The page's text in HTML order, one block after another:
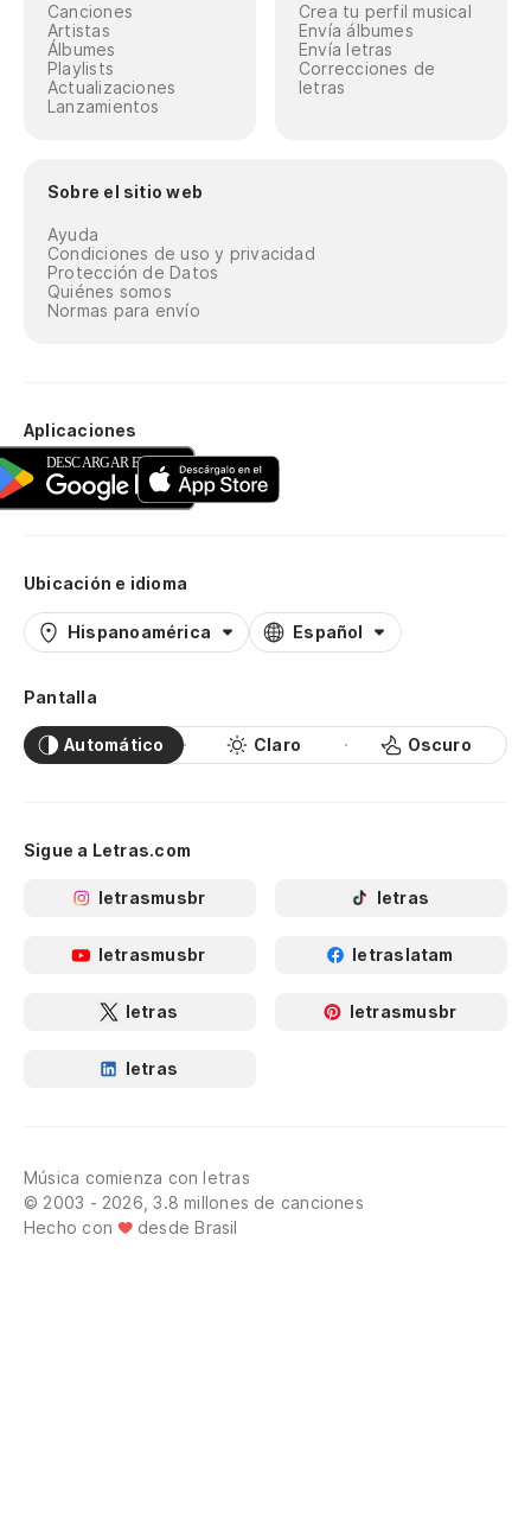
Canciones
Artistas
Álbumes
Playlists
Actualizaciones
Lanzamientos
Crea tu perfil musical
Envía álbumes
Envía letras
Correcciones de
letras
Sobre el sitio web
Ayuda
Condiciones de uso y privacidad
Protección de Datos
Quiénes somos
Normas para envío
Aplicaciones
Ubicación e idioma
Hispanoamérica Español
Pantalla
Automático Claro Oscuro
Sigue a Letras.com
letrasmusbr letras
letrasmusbr letraslatam
letras letrasmusbr
letras
Música comienza con letras
© 2003 - 2026, 3.8 millones de canciones
Hecho con
desde Brasil